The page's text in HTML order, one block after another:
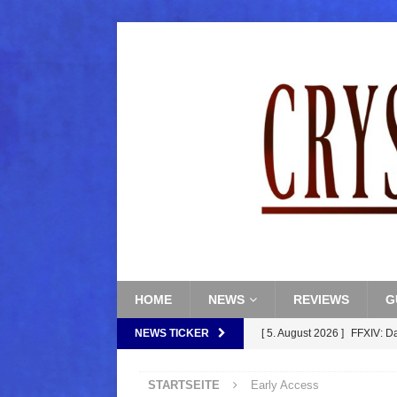
HOME NEWS REVIEWS
NEWS TICKER [ 5. August 2026 ] FFXIV:
[ 5. August 2026 ]
STARTSEITE Early Access